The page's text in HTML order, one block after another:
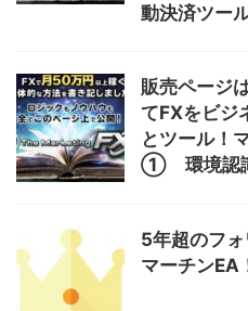
動決済ツール
販売ページ
てFXをビジ
とツール！
① 環境認
5年超のフ
マーチンEA